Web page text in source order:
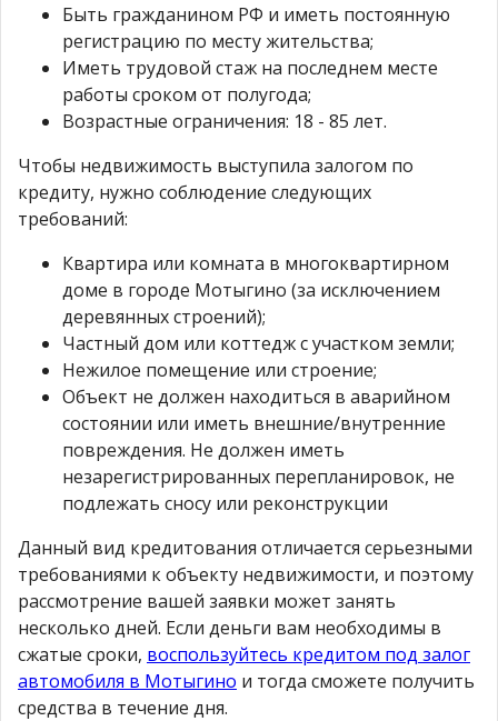
Быть гражданином РФ и иметь постоянную
регистрацию по месту жительства;
Иметь трудовой стаж на последнем месте
работы сроком от полугода;
Возрастные ограничения: 18 - 85 лет.
Чтобы недвижимость выступила залогом по
кредиту, нужно соблюдение следующих
требований:
Квартира или комната в многоквартирном
доме в городе Мотыгино (за исключением
деревянных строений);
Частный дом или коттедж с участком земли;
Нежилое помещение или строение;
Объект не должен находиться в аварийном
состоянии или иметь внешние/внутренние
повреждения. Не должен иметь
незарегистрированных перепланировок, не
подлежать сносу или реконструкции
Данный вид кредитования отличается серьезными
требованиями к объекту недвижимости, и поэтому
рассмотрение вашей заявки может занять
несколько дней. Если деньги вам необходимы в
сжатые сроки, воспользуйтесь кредитом под залог
автомобиля в Мотыгино и тогда сможете получить
средства в течение дня.